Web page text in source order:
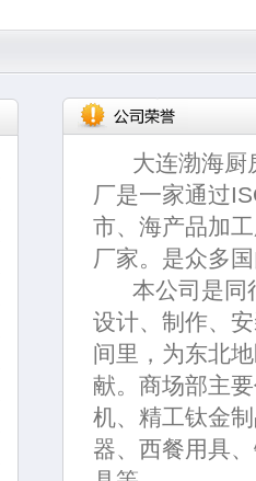
大连渤海厨
厂是一家通过
市、海产品加
厂家。是众多
本公司是同
设计、制作、
间里，为东北
献。商场部主
机、精工钛金
器、西餐用具